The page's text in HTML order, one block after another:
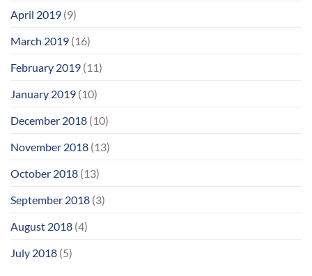
April 2019 (9)
March 2019 (16)
February 2019 (11)
January 2019 (10)
December 2018 (10)
November 2018 (13)
October 2018 (13)
September 2018 (3)
August 2018 (4)
July 2018 (5)